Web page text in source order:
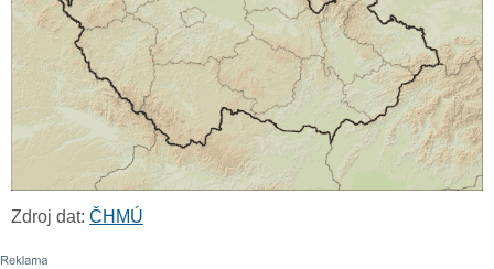
Zdroj dat: ČHMÚ